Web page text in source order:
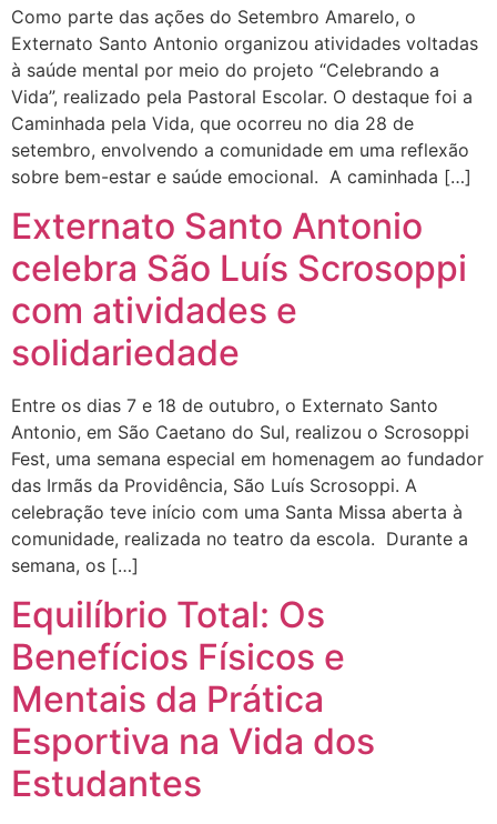
Como parte das ações do Setembro Amarelo, o
Externato Santo Antonio organizou atividades voltadas
à saúde mental por meio do projeto “Celebrando a
Vida”, realizado pela Pastoral Escolar. O destaque foi a
Caminhada pela Vida, que ocorreu no dia 28 de
setembro, envolvendo a comunidade em uma reflexão
sobre bem-estar e saúde emocional. A caminhada […]
Externato Santo Antonio
celebra São Luís Scrosoppi
com atividades e
solidariedade
Entre os dias 7 e 18 de outubro, o Externato Santo
Antonio, em São Caetano do Sul, realizou o Scrosoppi
Fest, uma semana especial em homenagem ao fundador
das Irmãs da Providência, São Luís Scrosoppi. A
celebração teve início com uma Santa Missa aberta à
comunidade, realizada no teatro da escola. Durante a
semana, os […]
Equilíbrio Total: Os
Benefícios Físicos e
Mentais da Prática
Esportiva na Vida dos
Estudantes